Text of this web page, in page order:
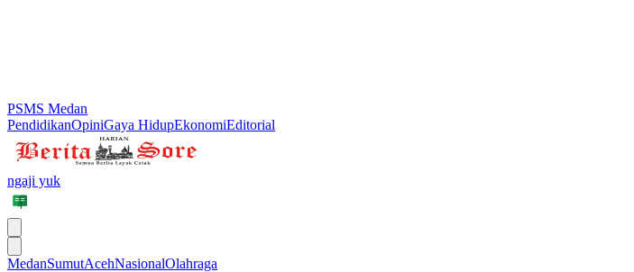
PSMS Medan
PendidikanOpiniGaya HidupEkonomiEditorial
ngaji yuk
MedanSumutAcehNasionalOlahraga